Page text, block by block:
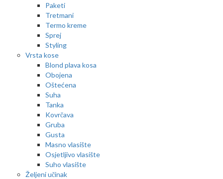
Paketi
Tretmani
Termo kreme
Sprej
Styling
Vrsta kose
Blond plava kosa
Obojena
Oštećena
Suha
Tanka
Kovrčava
Gruba
Gusta
Masno vlasište
Osjetljivo vlasište
Suho vlasište
Željeni učinak